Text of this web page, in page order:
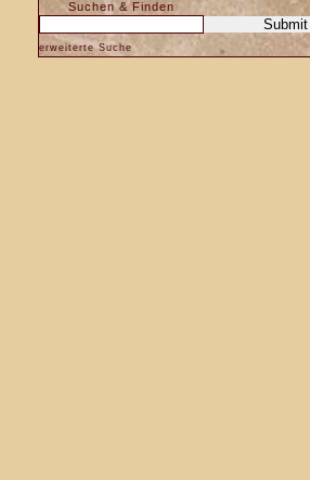
Suchen & Finden
erweiterte Suche